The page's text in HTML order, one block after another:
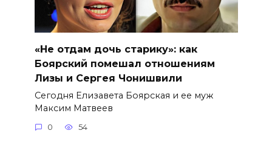
«Не отдам дочь старику»: как
Боярский помешал отношениям
Лизы и Сергея Чонишвили
Сегодня Елизавета Боярская и ее муж
Максим Матвеев
0 54